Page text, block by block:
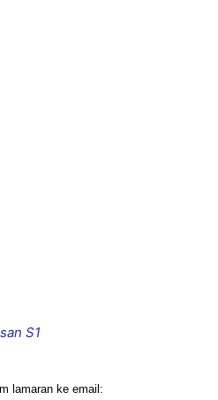
S1
lamaran ke email: